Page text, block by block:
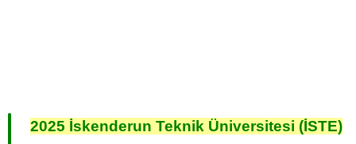
2025 İskenderun Teknik Üniversitesi (İSTE)